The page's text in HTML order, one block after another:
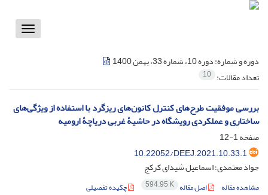
Toggle
دوره و شماره:دوره 10، شماره 33، بهمن 1400
تعداد مقالات: 10
بررسی موفقیت طرح‌‌های کنترل کانون‌‌های ریزگرد با استفاده از ویژگی‌‌های
ساختاری و عملکردی رویشگاه در حاشیۀ غربی دریاچۀ ارومیه
صفحه1-12
10.22052/DEEJ.2021.10.33.1
جواد معتمدی؛ اسماعیل شیدای کرکج
مشاهده مقاله اصل مقاله 594.95 K چکیده تفصیلی